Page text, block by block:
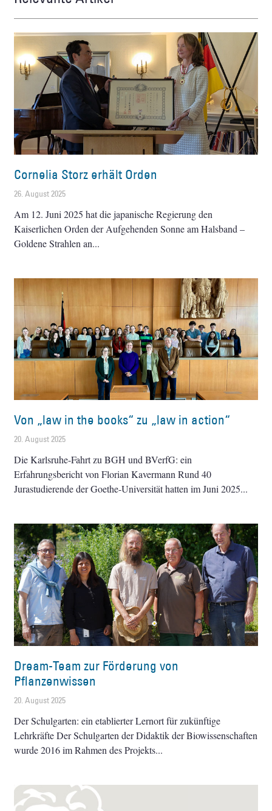
Cornelia Storz erhält Orden
26. August 2025
Am 12. Juni 2025 hat die japanische Regierung den
Kaiserlichen Orden der Aufgehenden Sonne am Halsband –
Goldene Strahlen an
Von „law in the books“ zu „law in action“
20. August 2025
Die Karlsruhe-Fahrt zu BGH und BVerfG: ein
Erfahrungsbericht von Florian Kavermann Rund 40
Jurastudierende der Goethe-Universität hatten im Juni 2025
Dream-Team zur Förderung von
Pflanzenwissen
20. August 2025
Der Schulgarten: ein etablierter Lernort für zukünftige
Lehrkräfte Der Schulgarten der Didaktik der Biowissenschaften
wurde 2016 im Rahmen des Projekts